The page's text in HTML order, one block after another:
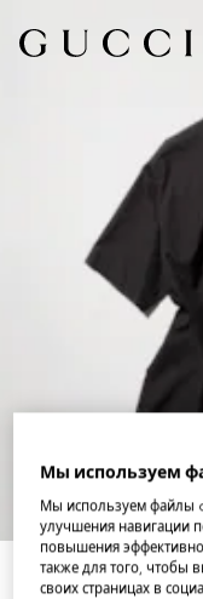
/6
GG cotton poplin
Мы используем
Мы используем файлы
улучшения навигации
повышения
также для того, чтобы
своих страницах в